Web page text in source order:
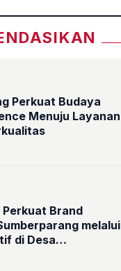
Perkuat Budaya
Menuju Layanan
Perkuat Brand
melalui
di Desa